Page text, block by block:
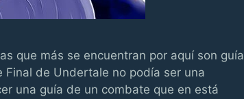
que más se encuentran por aquí son
de Undertale no podía ser una
una guía de un combate que en está